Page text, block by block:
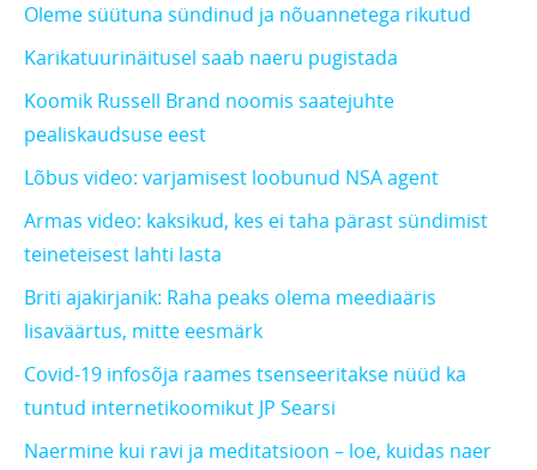
Oleme süütuna sündinud ja nõuannetega rikutud
Karikatuurinäitusel saab naeru pugistada
Koomik Russell Brand noomis saatejuhte
pealiskaudsuse eest
Lõbus video: varjamisest loobunud NSA agent
Armas video: kaksikud, kes ei taha pärast sündimist
teineteisest lahti lasta
Briti ajakirjanik: Raha peaks olema meediaäris
lisaväärtus, mitte eesmärk
Covid-19 infosõja raames tsenseeritakse nüüd ka
tuntud internetikoomikut JP Searsi
Naermine kui ravi ja meditatsioon – loe, kuidas naer